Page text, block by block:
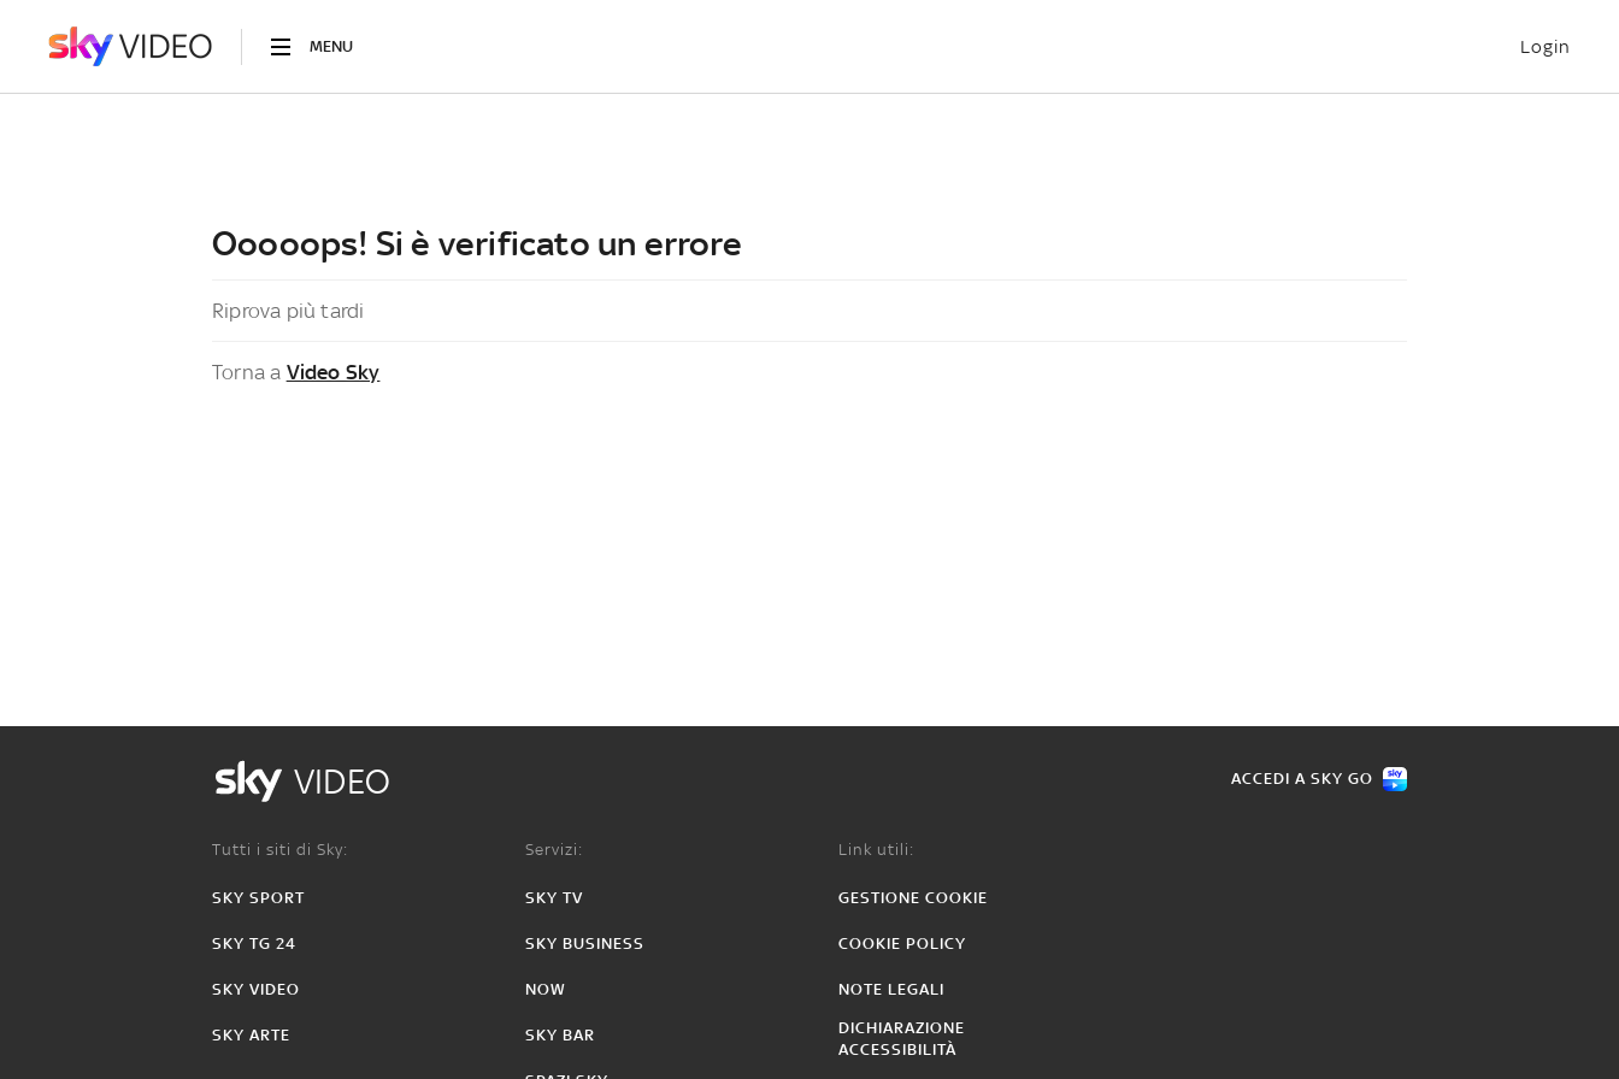
MENU Login
Ooooops! Si è verificato un errore
Riprova più tardi
Torna a Video Sky
VIDEO ACCEDI A SKY GO
Tutti i siti di Sky:
SKY SPORT
SKY TG 24
SKY VIDEO
SKY ARTE
Servizi:
SKY TV
SKY BUSINESS
NOW
SKY BAR
Link utili:
GESTIONE COOKIE
COOKIE POLICY
NOTE LEGALI
DICHIARAZIONE
ACCESSIBILITÀ